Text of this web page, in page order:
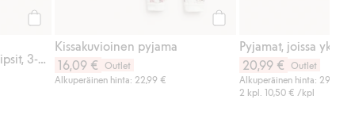
Rusettisomisteiset hiusklipsit, 3-pack
Kissakuvioinen pyjama
16,09 €
Outlet
Alkuperäinen hinta: 22,99 €
20,99 €
Outlet
Alkuperäinen hinta: 29,99 €
2 kpl. 10,50 € /kpl